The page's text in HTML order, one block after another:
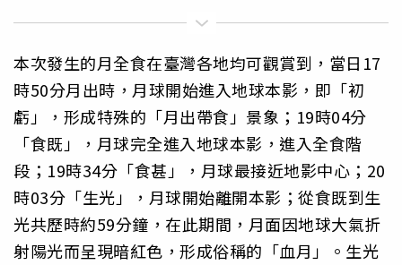
本次發生的月全食在臺灣各地均可觀賞到，當日17
時50分月出時，月球開始進入地球本影，即「初
虧」，形成特殊的「月出帶食」景象；19時04分
「食既」，月球完全進入地球本影，進入全食階
段；19時34分「食甚」，月球最接近地影中心；20
時03分「生光」，月球開始離開本影；從食既到生
光共歷時約59分鐘，在此期間，月面因地球大氣折
射陽光而呈現暗紅色，形成俗稱的「血月」。生光